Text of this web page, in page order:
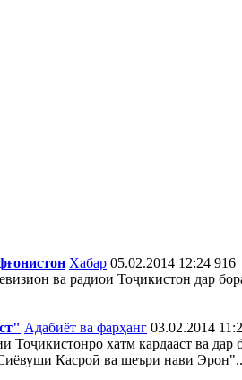
Хабар 05.02.2014 12:24 916
ва радиои Тоҷикистон дар
Адабиёт ва фарҳанг 03.02.2014
хатм кардааст ва
Касроӣ ва шеъри нави